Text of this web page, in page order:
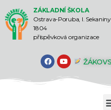
ZÁKLADNÍ ŠKOLA
Ostrava-Poruba, I. Sekaniny
1804
příspěvková organizace